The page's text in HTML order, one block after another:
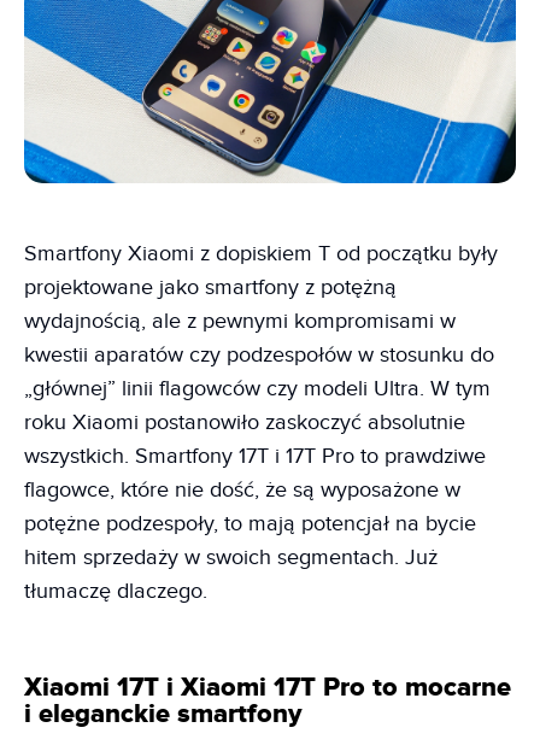
Smartfony Xiaomi z dopiskiem T od początku były
projektowane jako smartfony z potężną
wydajnością, ale z pewnymi kompromisami w
kwestii aparatów czy podzespołów w stosunku do
„głównej” linii flagowców czy modeli Ultra. W tym
roku Xiaomi postanowiło zaskoczyć absolutnie
wszystkich. Smartfony 17T i 17T Pro to prawdziwe
flagowce, które nie dość, że są wyposażone w
potężne podzespoły, to mają potencjał na bycie
hitem sprzedaży w swoich segmentach. Już
tłumaczę dlaczego.
Xiaomi 17T i Xiaomi 17T Pro to mocarne
i eleganckie smartfony